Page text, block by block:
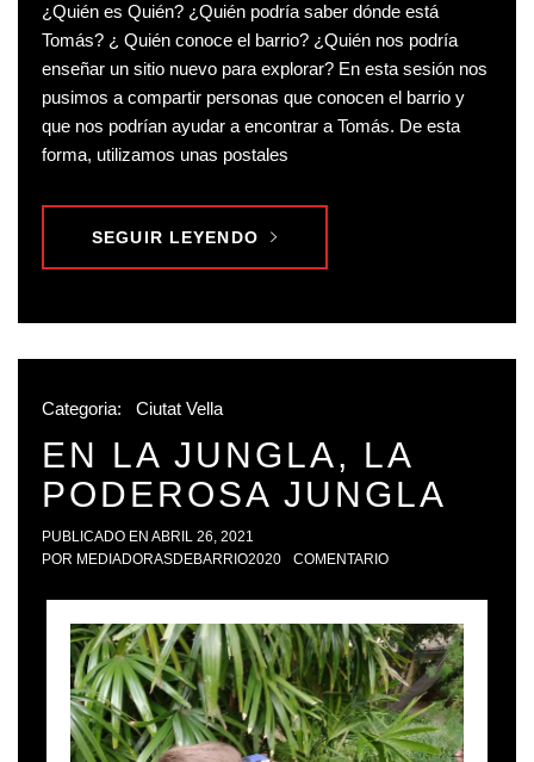
¿Quién es Quién? ¿Quién podría saber dónde está
Tomás? ¿ Quién conoce el barrio? ¿Quién nos podría
enseñar un sitio nuevo para explorar? En esta sesión nos
pusimos a compartir personas que conocen el barrio y
que nos podrían ayudar a encontrar a Tomás. De esta
forma, utilizamos unas postales
SEGUIR LEYENDO
Categoria: Ciutat Vella
EN LA JUNGLA, LA
PODEROSA JUNGLA
PUBLICADO EN ABRIL 26, 2021
POR MEDIADORASDEBARRIO2020 COMENTARIO